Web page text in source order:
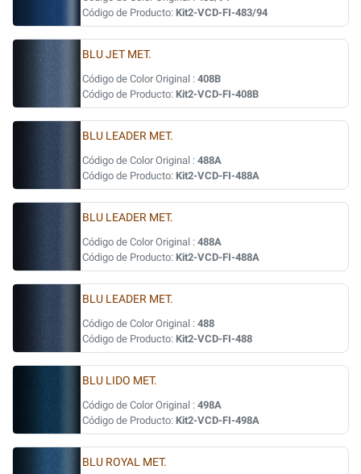
Código de Producto: Kit2-VCD-FI-483/94
BLU JET MET.
Código de Color Original : 408B
Código de Producto: Kit2-VCD-FI-408B
BLU LEADER MET.
Código de Color Original : 488A
Código de Producto: Kit2-VCD-FI-488A
BLU LEADER MET.
Código de Color Original : 488A
Código de Producto: Kit2-VCD-FI-488A
BLU LEADER MET.
Código de Color Original : 488
Código de Producto: Kit2-VCD-FI-488
BLU LIDO MET.
Código de Color Original : 498A
Código de Producto: Kit2-VCD-FI-498A
BLU ROYAL MET.